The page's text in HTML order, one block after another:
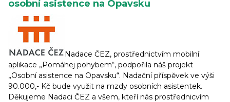
osobní asistence na Opavsku
Nadace ČEZ, prostřednictvím mobilní
aplikace „Pomáhej pohybem“, podpořila náš projekt
„Osobní asistence na Opavsku“. Nadační příspěvek ve výši
90.000,- Kč bude využit na mzdy osobních asistentek.
Děkujeme Nadaci ČEZ a všem, kteří nás prostřednicvím